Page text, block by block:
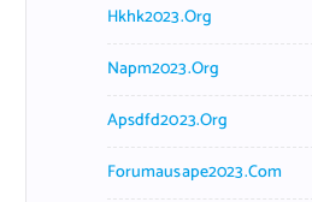
Hkhk2023.org
Napm2023.org
Apsdfd2023.org
Forumausape2023.com